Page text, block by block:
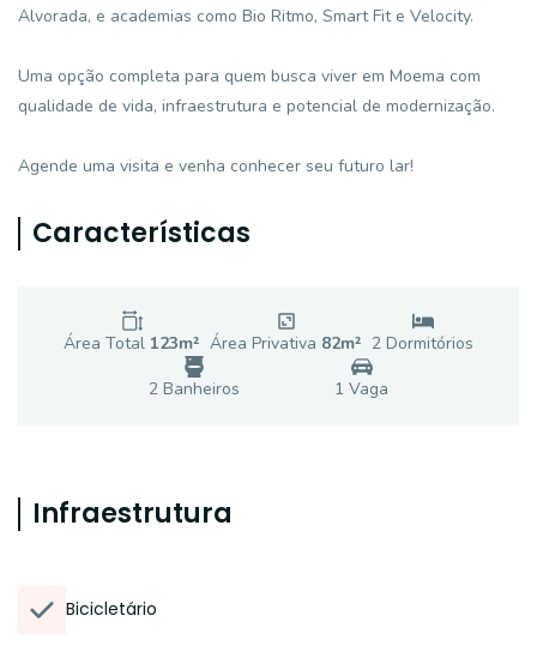
Alvorada, e academias como Bio Ritmo, Smart Fit e Velocity.
Uma opção completa para quem busca viver em Moema com
qualidade de vida, infraestrutura e potencial de modernização.
Agende uma visita e venha conhecer seu futuro lar!
Características
Área Total 123m² Área Privativa 82m² 2 Dormitórios
2 Banheiros 1 Vaga
Infraestrutura
Bicicletário